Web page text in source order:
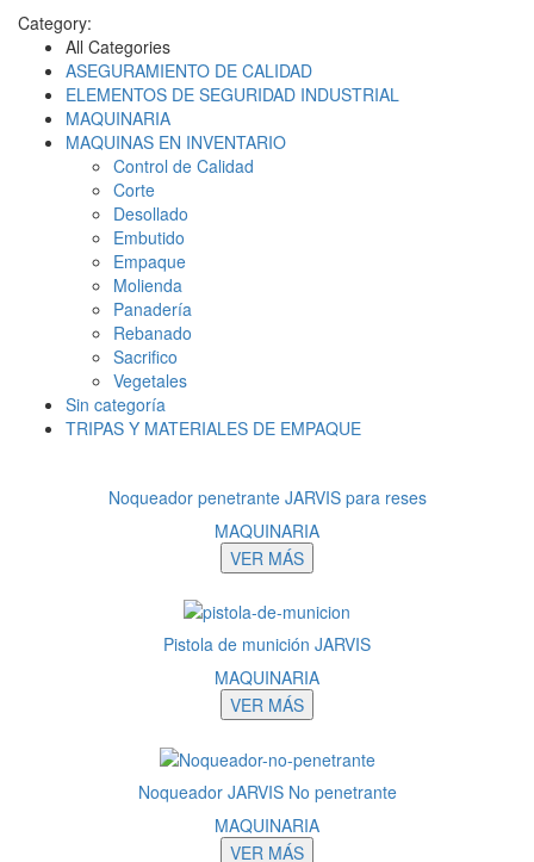
Category:
All Categories
ASEGURAMIENTO DE CALIDAD
ELEMENTOS DE SEGURIDAD INDUSTRIAL
MAQUINARIA
MAQUINAS EN INVENTARIO
Control de Calidad
Corte
Desollado
Embutido
Empaque
Molienda
Panadería
Rebanado
Sacrifico
Vegetales
Sin categoría
TRIPAS Y MATERIALES DE EMPAQUE
Noqueador penetrante JARVIS para reses
MAQUINARIA
VER MÁS
Pistola de munición JARVIS
MAQUINARIA
VER MÁS
Noqueador JARVIS No penetrante
MAQUINARIA
VER MÁS